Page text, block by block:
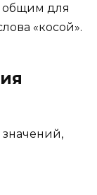
общим для
«косой».